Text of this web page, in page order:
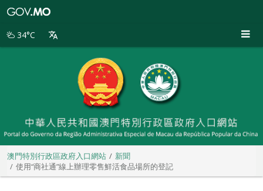
別
34°C
澳門特別行政區政府入口網站
新聞
使用“商社通”線上辦理零售鮮活食品場所的登記